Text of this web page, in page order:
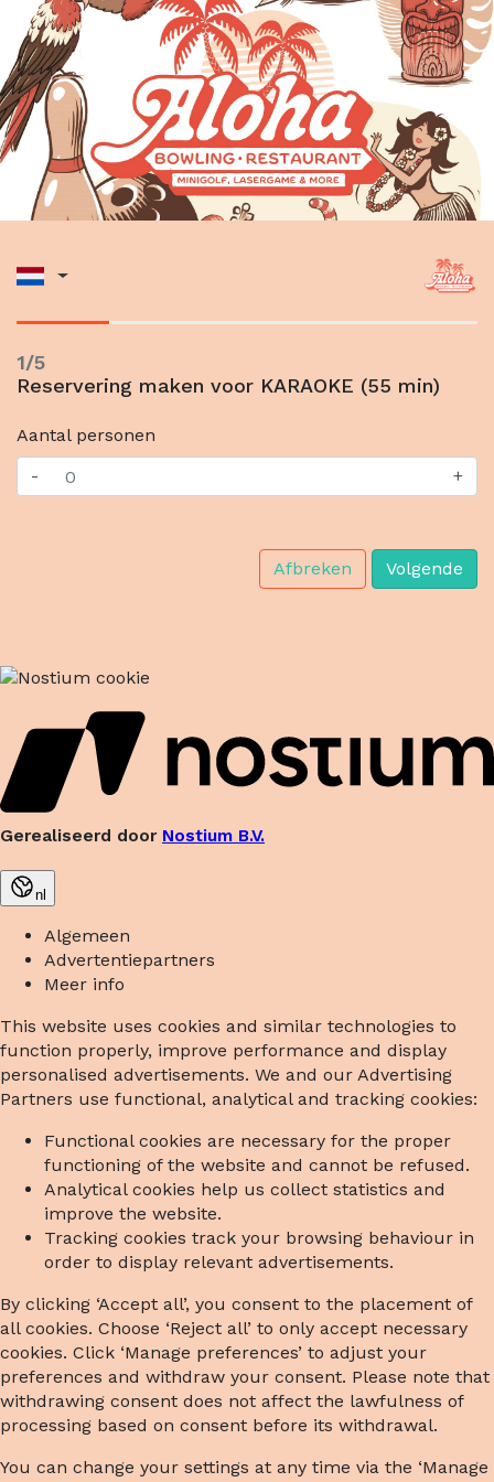
1/5
Reservering maken voor KARAOKE (55 min)
Aantal personen
-
+
Afbreken Volgende